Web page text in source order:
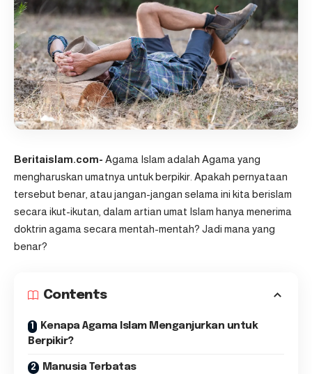
Beritaislam.com- Agama Islam adalah Agama yang
mengharuskan umatnya untuk berpikir. Apakah pernyataan
tersebut benar, atau jangan-jangan selama ini kita berislam
secara ikut-ikutan, dalam artian umat Islam hanya menerima
doktrin agama secara mentah-mentah? Jadi mana yang
benar?
Contents
Kenapa Agama Islam Menganjurkan untuk
Berpikir?
Manusia Terbatas